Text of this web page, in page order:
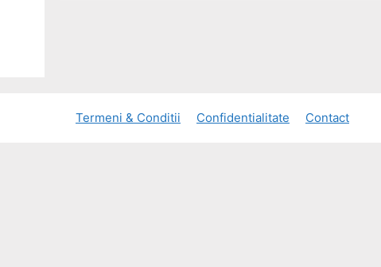
Termeni & Conditii Confidentialitate Contact